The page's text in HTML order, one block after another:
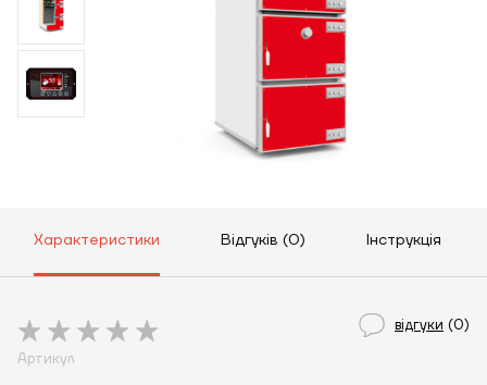
Контакти
Характеристики Відгуків (0) Інструкція
відгуки (0)
Артикул